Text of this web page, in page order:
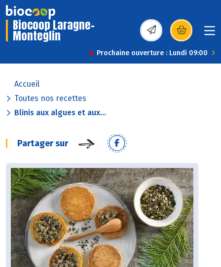
Biocoop Laragne-
Monteglin (s’ouvre dans une
Prochaine ouverture : Lundi 09:00
Accueil
Toutes nos recettes
Blinis aux algues et aux...
Partager sur